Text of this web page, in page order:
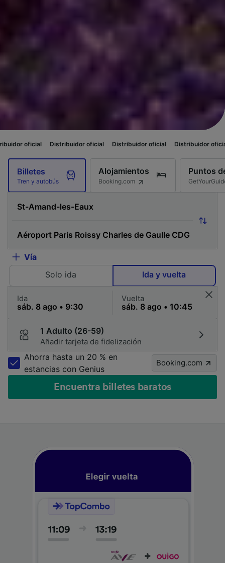
Distribuidor oficial Distribuidor oficial Distribuidor oficial
Billetes
Tren y autobús
Alojamientos
Booking.com
Puntos
Vía
Solo ida
Ida y vuelta
Ida Vuelta
1 Adulto (26-59)
Añadir tarjeta de fidelización
Ahorra hasta un 20 % en
estancias con Genius
Booking.com
Encuentra billetes baratos